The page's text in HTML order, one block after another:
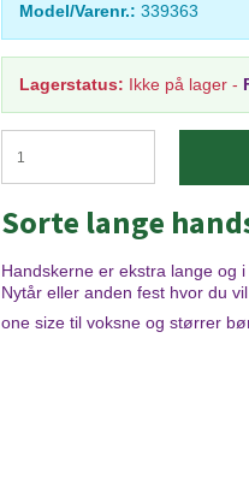
Model/Varenr.: 339363
Lagerstatus: Ikke på lager -
Sorte lange
Handskerne er ekstra lange og
Nytår eller anden fest hvor du
one size til voksne og størrer